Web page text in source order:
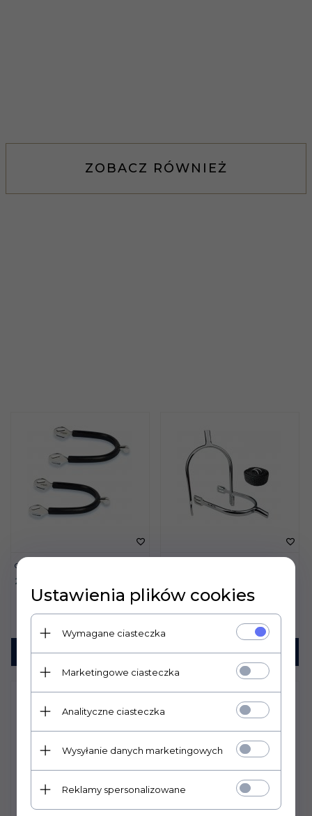
ZOBACZ RÓWNIEŻ
OSTROGI STUBBEN SEQ 1154
247,
KUP TERAZ!
OSTROGI YORK MĘSKIE 20
KUP TERAZ!
Ustawienia plików cookies
Wymagane ciasteczka
Marketingowe ciasteczka
Analityczne ciasteczka
Wysyłanie danych marketingowych
Reklamy spersonalizowane